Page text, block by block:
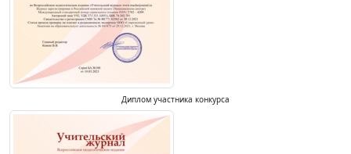
Диплом участника конкурса